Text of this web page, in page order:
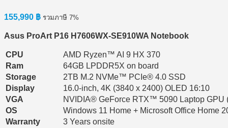
155,990 ฿ รวมภาษี 7%
Asus ProArt P16 H7606WX-SE910WA Notebook
CPU
AMD Ryzen™ AI 9 HX 370
Ram
64GB LPDDR5X on board
Storage
2TB M.2 NVMe™ PCIe® 4.0 SSD
Display
16.0-inch, 4K (3840 x 2400) OLED 16:10
VGA
NVIDIA® GeForce RTX™ 5090 Laptop GPU
OS
Windows 11 Home + Microsoft Office Home
Warranty
3 Years onsite